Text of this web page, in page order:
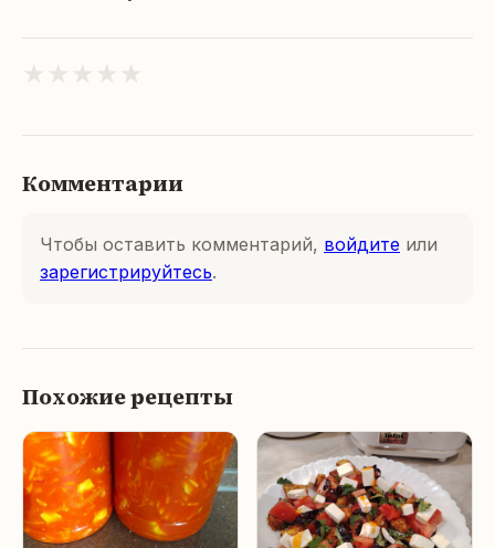
★ ★ ★ ★ ★
Комментарии
Чтобы оставить комментарий, войдите или
зарегистрируйтесь.
Похожие рецепты